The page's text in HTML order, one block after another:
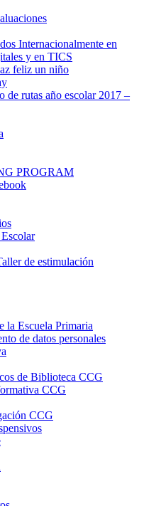
Internacionalmente en
y en TICS
feliz un niño
de rutas año escolar 2017 –
PROGRAM
de estimulación
la Escuela Primaria
de datos personales
de Biblioteca CCG
CCG
CCG